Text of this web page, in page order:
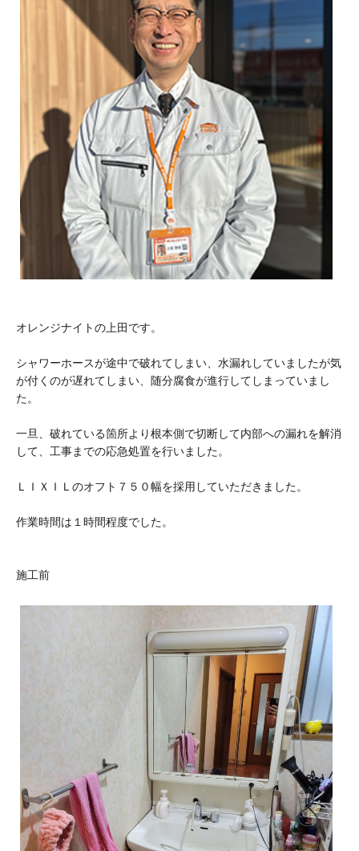
オレンジナイトの上田です。
シャワーホースが途中で破れてしまい、水漏れしていましたが気
が付くのが遅れてしまい、随分腐食が進行してしまっていまし
た。
一旦、破れている箇所より根本側で切断して内部への漏れを解消
して、工事までの応急処置を行いました。
ＬＩＸＩＬのオフト７５０幅を採用していただきました。
作業時間は１時間程度でした。
施工前